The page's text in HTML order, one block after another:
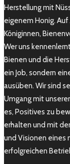
Herstellung mit
eigenem Honig. Auf
Königinnen,
Wer uns
Bienen und die
ein Job, sondern
ausüben. Wir sind
Umgang mit
es, Positives zu
erhalten und mit
und Visionen eines
erfolgreichen